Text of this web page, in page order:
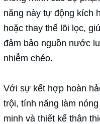
năng này tự động kích
hoặc thay thế lõi lọc,
đảm bảo nguồn nước
nhiễm chéo.
Với sự kết hợp hoàn
trội, tính năng làm
minh và thiết kế thân